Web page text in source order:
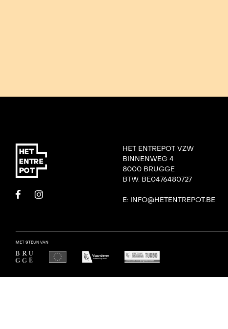
HET ENTREPOT VZW
BINNENWEG 4
8000 BRUGGE
BTW: BE0476480727
E: INFO@HETENTREPOT.BE
MET STEUN VAN